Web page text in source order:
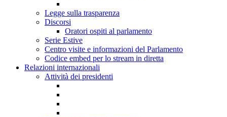
Legge sulla trasparenza
Discorsi
Oratori ospiti al parlamento
Serie Estive
Centro visite e informazioni del Parlamento
Codice embed per lo stream in diretta
Relazioni internazionali
Attività dei presidenti